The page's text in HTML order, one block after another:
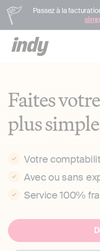
Passez à la
Faites
plus
Votre
Avec ou sans
Service 100%